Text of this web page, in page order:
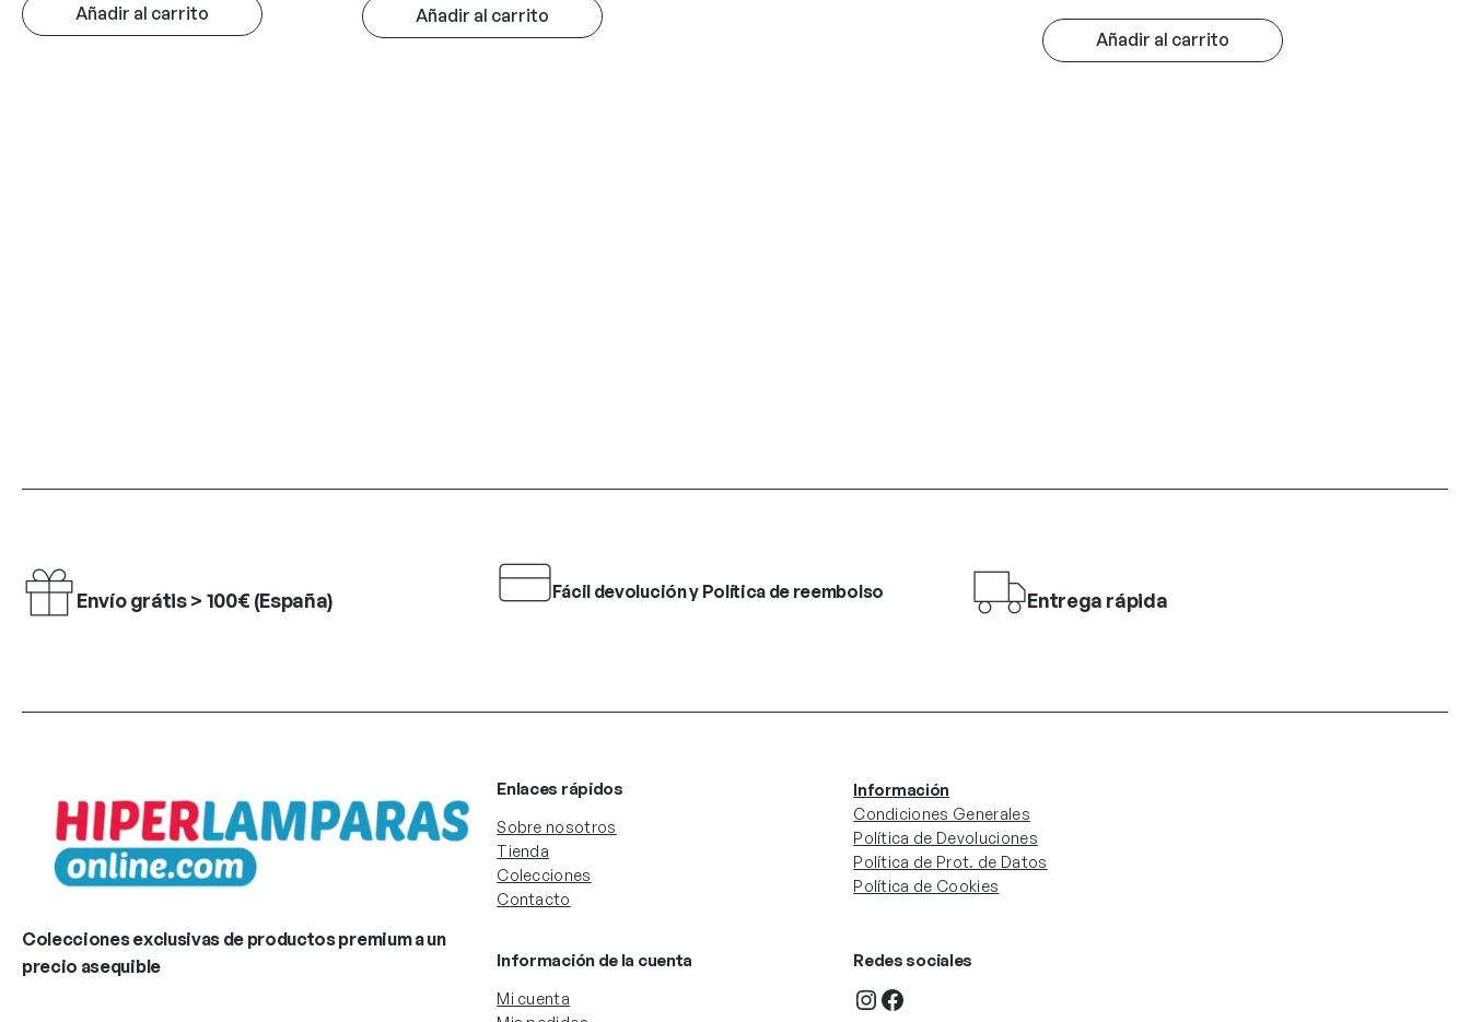
Añadir al carrito Añadir al carrito
Añadir al carrito
Envío grátis > 100€ (España) Fácil devolución y Política de reembolso Entrega rápida
Colecciones exclusivas de productos premium a un
precio asequible
Enlaces rápidos
Sobre nosotros
Tienda
Colecciones
Contacto
Información
Condiciones Generales
Política de Devoluciones
Política de Prot. de Datos
Política de Cookies
Información de la cuenta
Mi cuenta
Redes sociales
InstagramFacebook